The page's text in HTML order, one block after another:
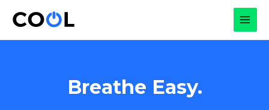
Breathe Easy.